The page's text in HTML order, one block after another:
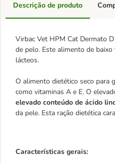
Descrição de produto
Virbac Vet HPM Cat Dermato
de pelo. Este alimento de
lácteos.
O alimento dietético seco para
como vitaminas A e E. O
elevado conteúdo de ácido
da pele. Esta ração dietética
Características gerais: